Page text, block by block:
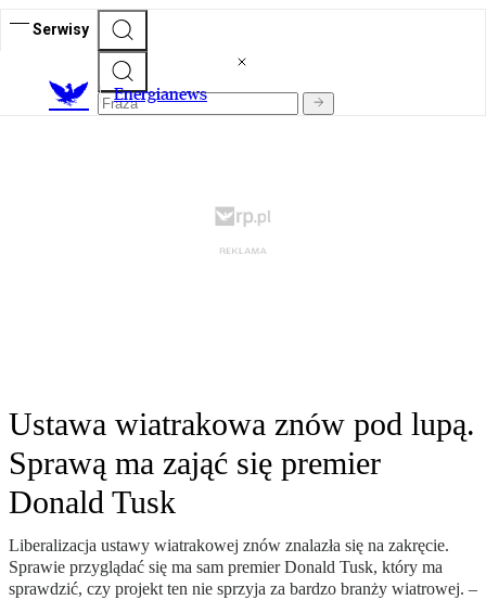
Serwisy
Energianews
Ustawa wiatrakowa znów pod lupą.
Sprawą ma zająć się premier
Donald Tusk
Liberalizacja ustawy wiatrakowej znów znalazła się na zakręcie.
Sprawie przyglądać się ma sam premier Donald Tusk, który ma
sprawdzić, czy projekt ten nie sprzyja za bardzo branży wiatrowej. –